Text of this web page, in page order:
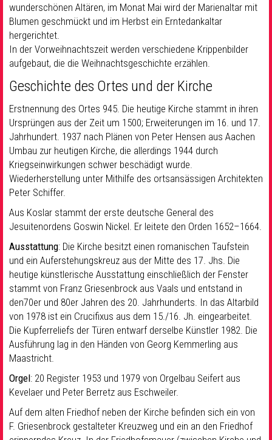
wunderschönen Altären, im Monat Mai wird der Marienaltar mit
Blumen geschmückt und im Herbst ein Erntedankaltar
hergerichtet.
In der Vorweihnachtszeit werden verschiedene Krippenbilder
aufgebaut, die die Weihnachtsgeschichte erzählen.
Geschichte des Ortes und der Kirche
Erstnennung des Ortes 945. Die heutige Kirche stammt in ihren
Ursprüngen aus der Zeit um 1500; Erweiterungen im 16. und 17.
Jahrhundert. 1937 nach Plänen von Peter Hensen aus Aachen
Umbau zur heutigen Kirche, die allerdings 1944 durch
Kriegseinwirkungen schwer beschädigt wurde.
Wiederherstellung unter Mithilfe des ortsansässigen Architekten
Peter Schiffer.
Aus Koslar stammt der erste deutsche General des
Jesuitenordens Goswin Nickel. Er leitete den Orden 1652–1664.
Ausstattung: Die Kirche besitzt einen romanischen Taufstein
und ein Auferstehungskreuz aus der Mitte des 17. Jhs. Die
heutige künstlerische Ausstattung einschließlich der Fenster
stammt von Franz Griesenbrock aus Vaals und entstand in
den70er und 80er Jahren des 20. Jahrhunderts. In das Altarbild
von 1978 ist ein Crucifixus aus dem 15./16. Jh. eingearbeitet.
Die Kupferreliefs der Türen entwarf derselbe Künstler 1982. Die
Ausführung lag in den Händen von Georg Kemmerling aus
Maastricht.
Orgel: 20 Register 1953 und 1979 von Orgelbau Seifert aus
Kevelaer und Peter Berretz aus Eschweiler.
Auf dem alten Friedhof neben der Kirche befinden sich ein von
F. Griesenbrock gestalteter Kreuzweg und ein an den Friedhof